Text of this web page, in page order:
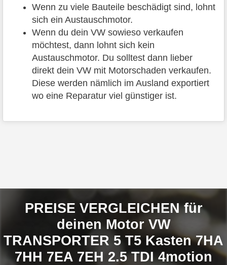
Wenn zu viele Bauteile beschädigt sind, lohnt
sich ein Austauschmotor.
Wenn du dein VW sowieso verkaufen
möchtest, dann lohnt sich kein
Austauschmotor. Du solltest dann lieber
direkt dein VW mit Motorschaden verkaufen.
Diese werden nämlich im Ausland exportiert
wo eine Reparatur viel günstiger ist.
PREISE VERGLEICHEN für
deinen Motor VW
TRANSPORTER 5 T5 Kasten 7HA
7HH 7EA 7EH 2.5 TDI 4motion